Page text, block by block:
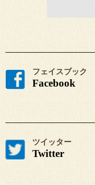
フェイスブック
Facebook
ツイッター
Twitter